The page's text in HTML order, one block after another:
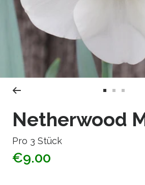
1
2 3
Netherwood
Pro 3 Stück
€9.00